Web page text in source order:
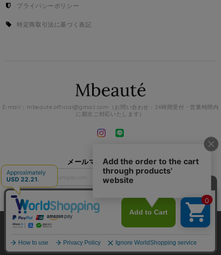
プライバシーポリシー
特定商取引法に基づく表記
E-mail： mbeaute.official@gmail.com
（お問い合わせ：24時間受付・営業時間内
に順次ご対応いたします）
メールマガジンを受け取る
Mbeaute |プライバシーポリシー |会員規約
ショップに質問する